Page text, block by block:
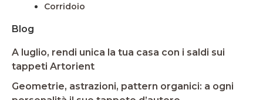
Corridoio
Blog
A luglio, rendi unica la tua casa con i saldi sui
tappeti Artorient
Geometrie, astrazioni, pattern organici: a ogni